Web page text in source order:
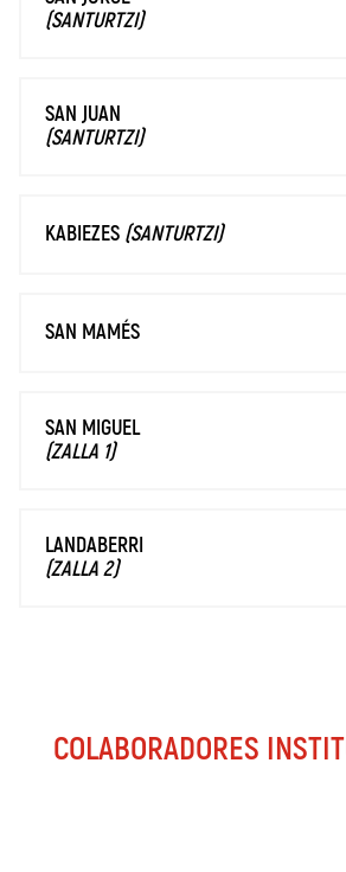
(SANTURTZI)
SAN JUAN
(SANTURTZI)
KABIEZES (SANTURTZI)
SAN MAMÉS
SAN MIGUEL
(ZALLA 1)
LANDABERRI
(ZALLA 2)
COLABORADORES